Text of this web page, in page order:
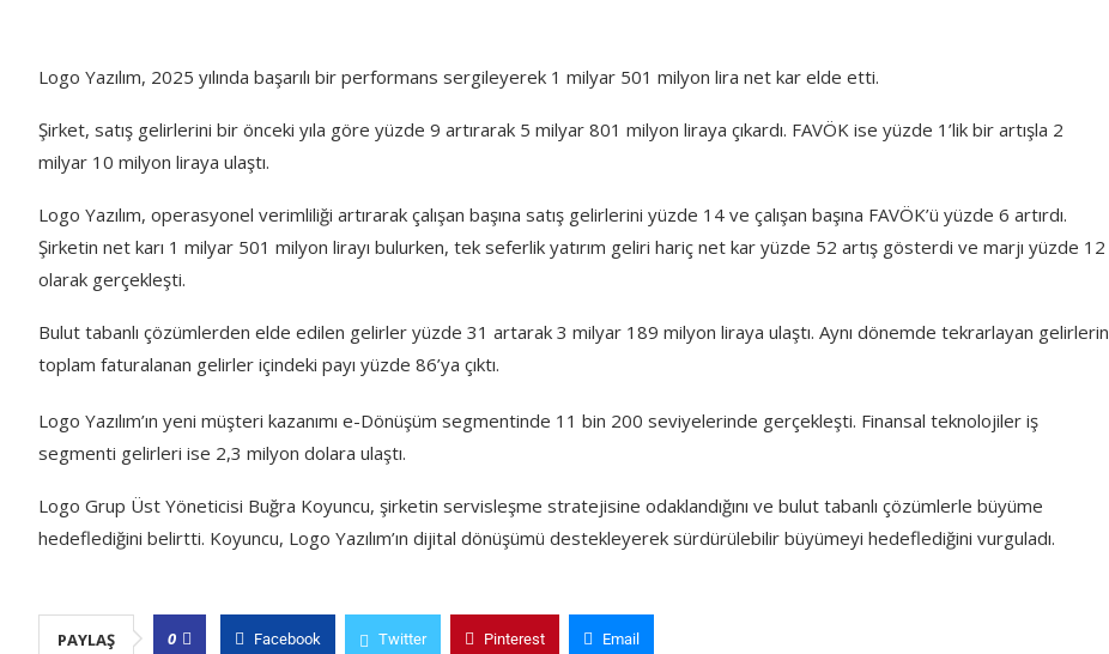
Logo Yazılım, 2025 yılında başarılı bir performans sergileyerek 1 milyar 501 milyon lira net kar elde etti.
Şirket, satış gelirlerini bir önceki yıla göre yüzde 9 artırarak 5 milyar 801 milyon liraya çıkardı. FAVÖK ise yüzde 1’lik bir artışla 2
milyar 10 milyon liraya ulaştı.
Logo Yazılım, operasyonel verimliliği artırarak çalışan başına satış gelirlerini yüzde 14 ve çalışan başına FAVÖK’ü yüzde 6 artırdı.
Şirketin net karı 1 milyar 501 milyon lirayı bulurken, tek seferlik yatırım geliri hariç net kar yüzde 52 artış gösterdi ve marjı yüzde 12
olarak gerçekleşti.
Bulut tabanlı çözümlerden elde edilen gelirler yüzde 31 artarak 3 milyar 189 milyon liraya ulaştı. Aynı dönemde tekrarlayan gelirlerin
toplam faturalanan gelirler içindeki payı yüzde 86’ya çıktı.
Logo Yazılım’ın yeni müşteri kazanımı e-Dönüşüm segmentinde 11 bin 200 seviyelerinde gerçekleşti. Finansal teknolojiler iş
segmenti gelirleri ise 2,3 milyon dolara ulaştı.
Logo Grup Üst Yöneticisi Buğra Koyuncu, şirketin servisleşme stratejisine odaklandığını ve bulut tabanlı çözümlerle büyüme
hedeflediğini belirtti. Koyuncu, Logo Yazılım’ın dijital dönüşümü destekleyerek sürdürülebilir büyümeyi hedeflediğini vurguladı.
PAYLAŞ 0 Facebook Twitter Pinterest Email